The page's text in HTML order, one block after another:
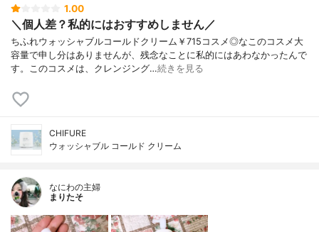
1.00
＼個人差？私的にはおすすめしません／
ちふれウォッシャブルコールドクリーム￥715コスメ◎なこのコスメ大
容量で申し分はありませんが、残念なことに私的にはあわなかったんで
す。このコスメは、クレンジング…続きを見る
CHIFURE
ウォッシャブル コールド クリーム
なにわの主婦
まりたそ